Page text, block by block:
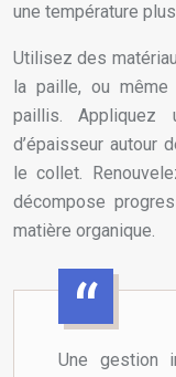
une température
Utilisez des
la paille, ou
paillis.
d’épaisseur autour
le collet.
décompose
matière organique.
Une gestion